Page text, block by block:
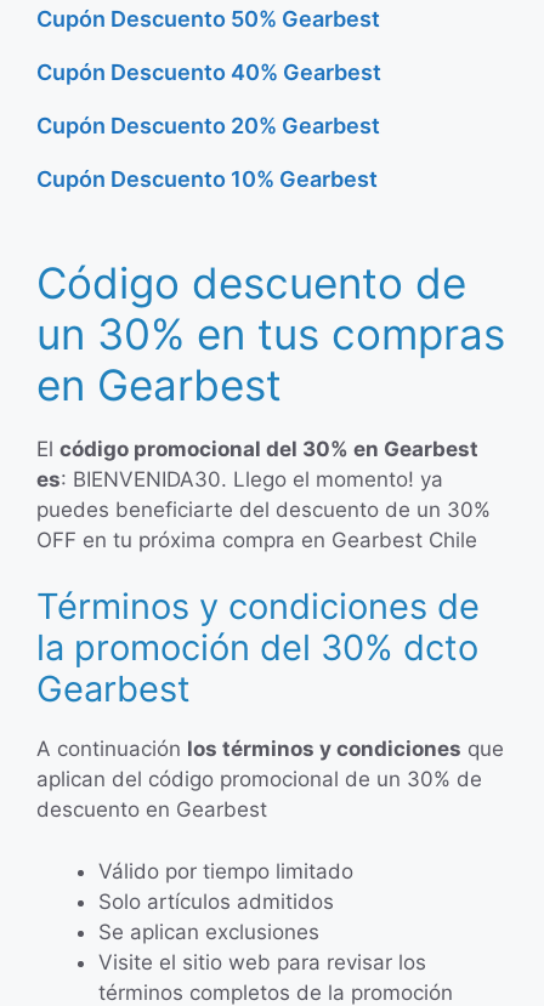
Cupón Descuento 50% Gearbest
Cupón Descuento 40% Gearbest
Cupón Descuento 20% Gearbest
Cupón Descuento 10% Gearbest
Código descuento de
un 30% en tus compras
en Gearbest
El código promocional del 30% en Gearbest
es: BIENVENIDA30. Llego el momento! ya
puedes beneficiarte del descuento de un 30%
OFF en tu próxima compra en Gearbest Chile
Términos y condiciones de
la promoción del 30% dcto
Gearbest
A continuación los términos y condiciones que
aplican del código promocional de un 30% de
descuento en Gearbest
Válido por tiempo limitado
Solo artículos admitidos
Se aplican exclusiones
Visite el sitio web para revisar los
términos completos de la promoción